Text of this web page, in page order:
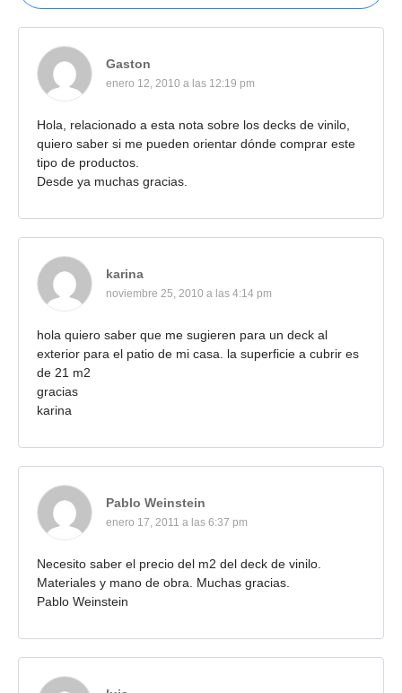
Gaston
enero 12, 2010 a las 12:19 pm
Hola, relacionado a esta nota sobre los decks de vinilo,
quiero saber si me pueden orientar dónde comprar este
tipo de productos.
Desde ya muchas gracias.
karina
noviembre 25, 2010 a las 4:14 pm
hola quiero saber que me sugieren para un deck al
exterior para el patio de mi casa. la superficie a cubrir es
de 21 m2
gracias
karina
Pablo Weinstein
enero 17, 2011 a las 6:37 pm
Necesito saber el precio del m2 del deck de vinilo.
Materiales y mano de obra. Muchas gracias.
Pablo Weinstein